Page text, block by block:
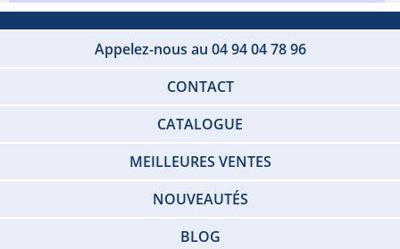
Appelez-nous au 04 94 04 78 96
CONTACT
CATALOGUE
MEILLEURES VENTES
NOUVEAUTÉS
BLOG